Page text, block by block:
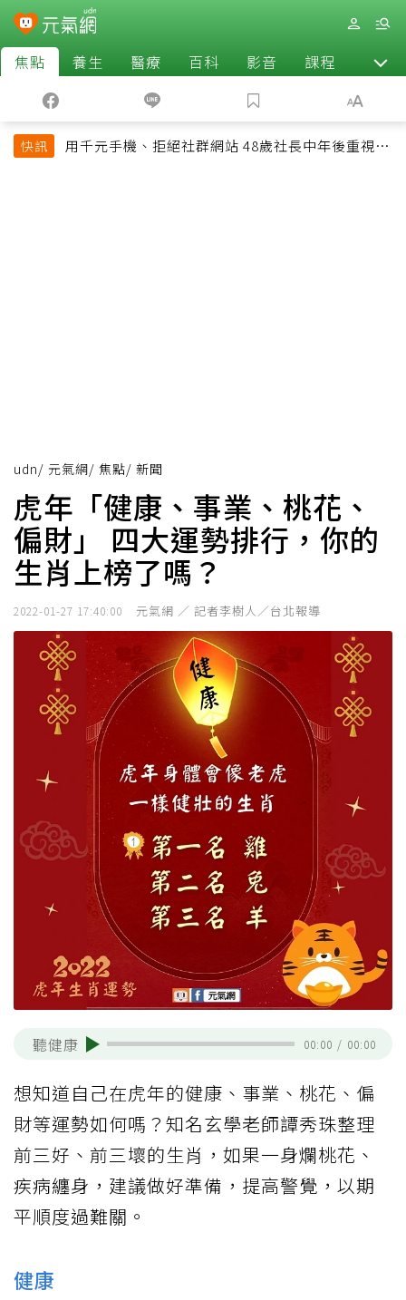
焦點 養生 醫療 百科 影音 課程 退休
快訊
用千元手機、拒絕社群網站 48歲社長中年後重視和
udn/ 元氣網/ 焦點/ 新聞
虎年「健康、事業、桃花、
偏財」 四大運勢排行，你的
生肖上榜了嗎？
2022-01-27 17:40:00 元氣網 ／ 記者李樹人／台北報導
聽健康 00:00 / 00:00
想知道自己在虎年的健康、事業、桃花、偏
財等運勢如何嗎？知名玄學老師譚秀珠整理
前三好、前三壞的生肖，如果一身爛桃花、
疾病纏身，建議做好準備，提高警覺，以期
平順度過難關。
健康